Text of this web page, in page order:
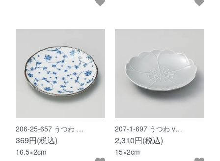
206-25-657 うつわ …
369円(税込)
16.5×2cm
207-1-697 うつわ v…
2,310円(税込)
15×2cm